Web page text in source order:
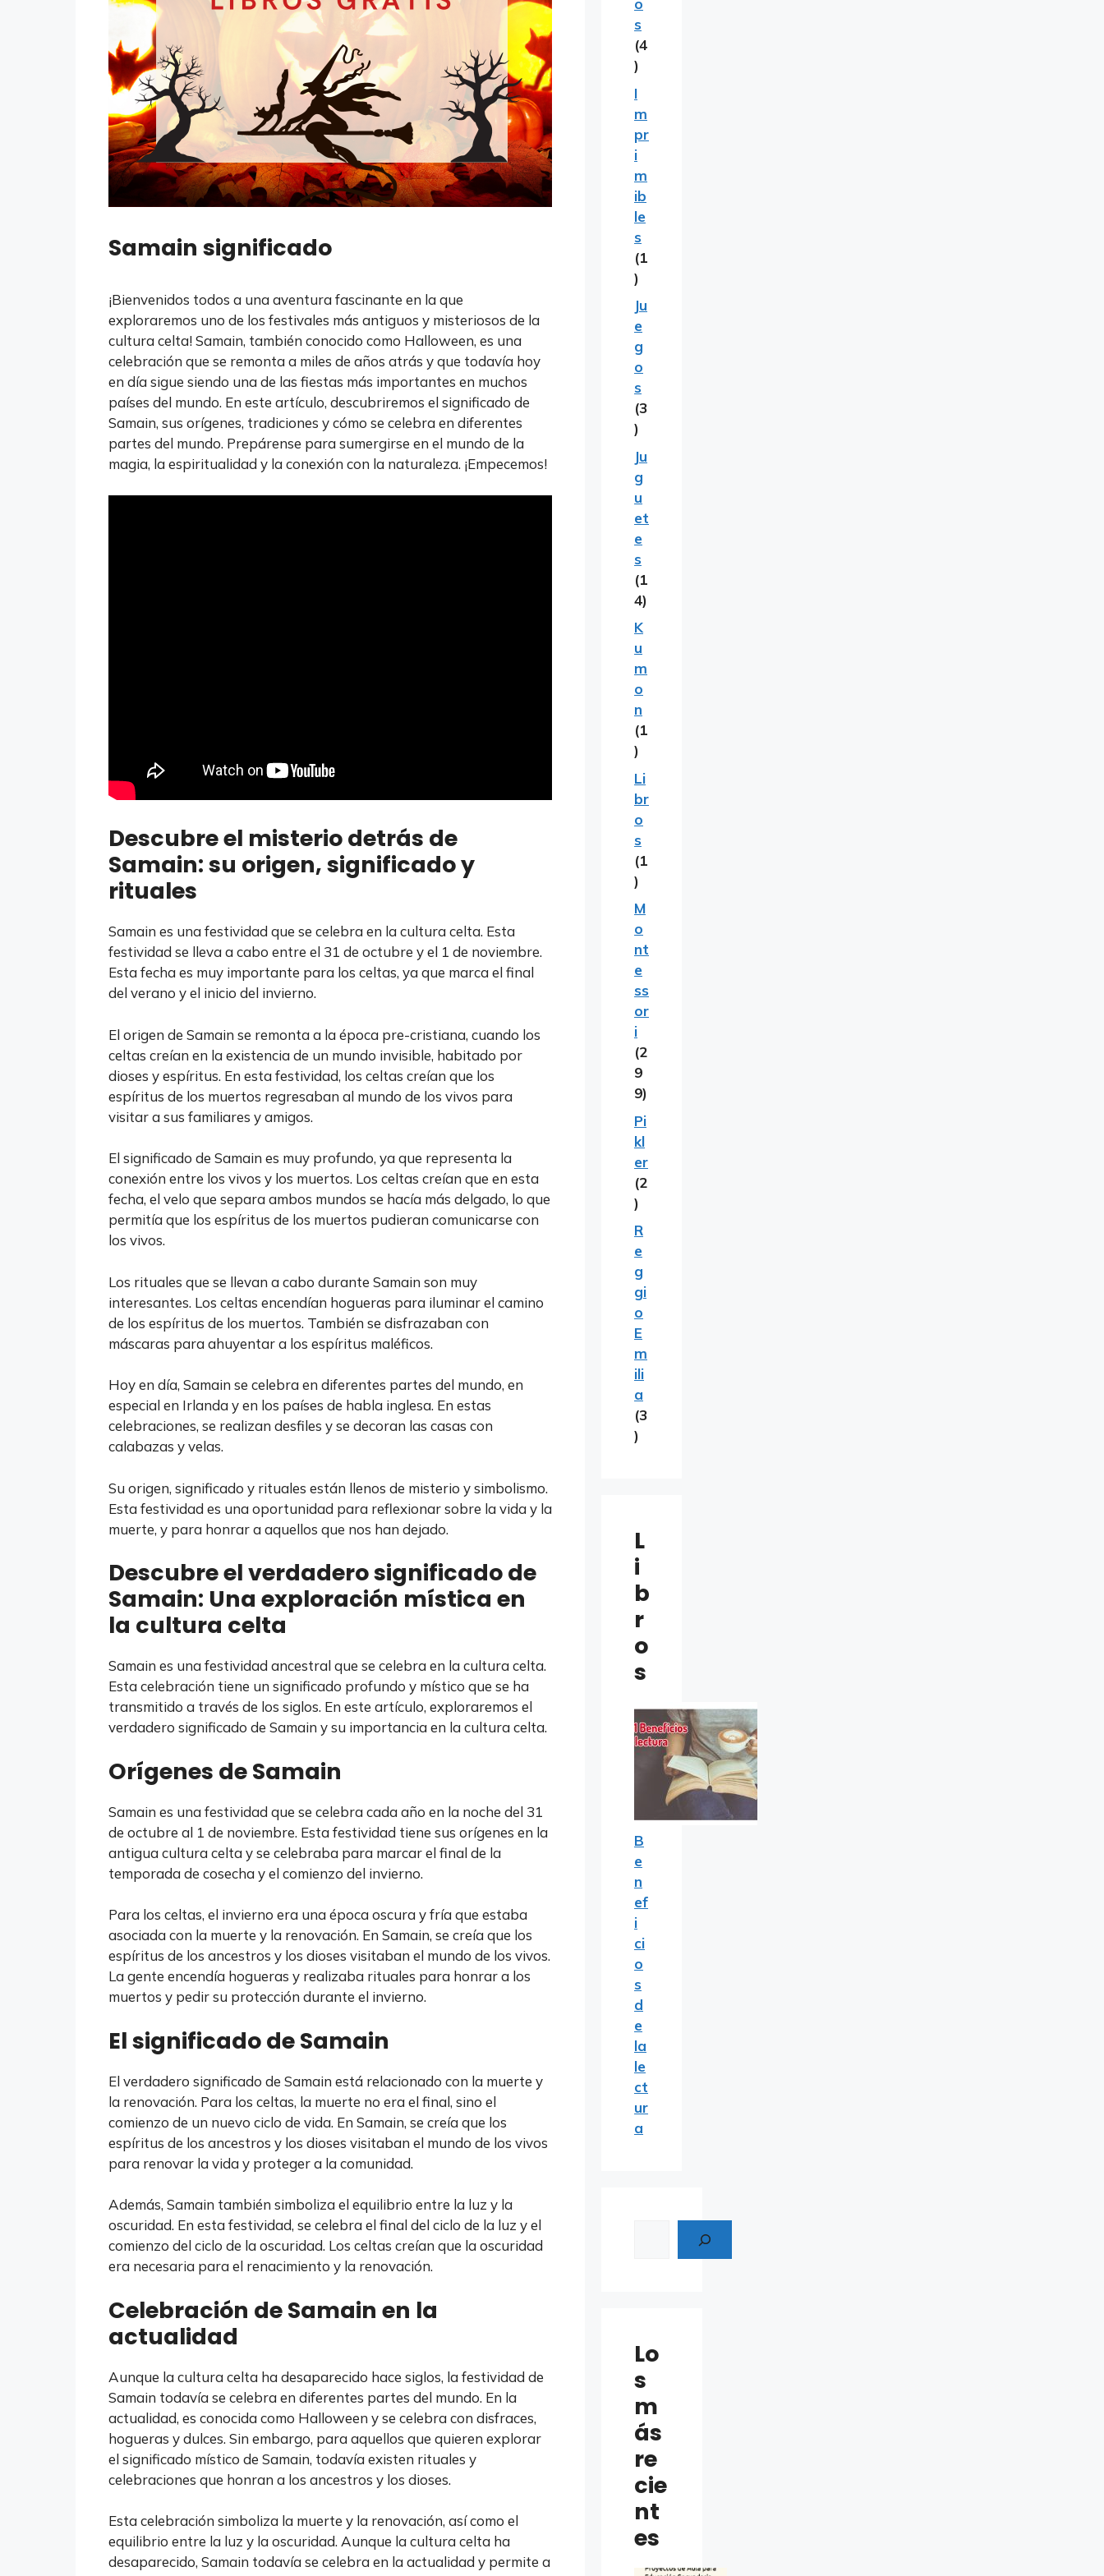
Samain significado
¡Bienvenidos todos a una aventura fascinante en la que
exploraremos uno de los festivales más antiguos y misteriosos de la
cultura celta! Samain, también conocido como Halloween, es una
celebración que se remonta a miles de años atrás y que todavía hoy
en día sigue siendo una de las fiestas más importantes en muchos
países del mundo. En este artículo, descubriremos el significado de
Samain, sus orígenes, tradiciones y cómo se celebra en diferentes
partes del mundo. Prepárense para sumergirse en el mundo de la
magia, la espiritualidad y la conexión con la naturaleza. ¡Empecemos!
Descubre el misterio detrás de
Samain: su origen, significado y
rituales
Samain es una festividad que se celebra en la cultura celta. Esta
festividad se lleva a cabo entre el 31 de octubre y el 1 de noviembre.
Esta fecha es muy importante para los celtas, ya que marca el final
del verano y el inicio del invierno.
El origen de Samain se remonta a la época pre-cristiana, cuando los
celtas creían en la existencia de un mundo invisible, habitado por
dioses y espíritus. En esta festividad, los celtas creían que los
espíritus de los muertos regresaban al mundo de los vivos para
visitar a sus familiares y amigos.
El significado de Samain es muy profundo, ya que representa la
conexión entre los vivos y los muertos. Los celtas creían que en esta
fecha, el velo que separa ambos mundos se hacía más delgado, lo que
permitía que los espíritus de los muertos pudieran comunicarse con
los vivos.
Los rituales que se llevan a cabo durante Samain son muy
interesantes. Los celtas encendían hogueras para iluminar el camino
de los espíritus de los muertos. También se disfrazaban con
máscaras para ahuyentar a los espíritus maléficos.
Hoy en día, Samain se celebra en diferentes partes del mundo, en
especial en Irlanda y en los países de habla inglesa. En estas
celebraciones, se realizan desfiles y se decoran las casas con
calabazas y velas.
Su origen, significado y rituales están llenos de misterio y simbolismo.
Esta festividad es una oportunidad para reflexionar sobre la vida y la
muerte, y para honrar a aquellos que nos han dejado.
Descubre el verdadero significado de
Samain: Una exploración mística en
la cultura celta
Samain es una festividad ancestral que se celebra en la cultura celta.
Esta celebración tiene un significado profundo y místico que se ha
transmitido a través de los siglos. En este artículo, exploraremos el
verdadero significado de Samain y su importancia en la cultura celta.
Orígenes de Samain
Samain es una festividad que se celebra cada año en la noche del 31
de octubre al 1 de noviembre. Esta festividad tiene sus orígenes en la
antigua cultura celta y se celebraba para marcar el final de la
temporada de cosecha y el comienzo del invierno.
Para los celtas, el invierno era una época oscura y fría que estaba
asociada con la muerte y la renovación. En Samain, se creía que los
espíritus de los ancestros y los dioses visitaban el mundo de los vivos.
La gente encendía hogueras y realizaba rituales para honrar a los
muertos y pedir su protección durante el invierno.
El significado de Samain
El verdadero significado de Samain está relacionado con la muerte y
la renovación. Para los celtas, la muerte no era el final, sino el
comienzo de un nuevo ciclo de vida. En Samain, se creía que los
espíritus de los ancestros y los dioses visitaban el mundo de los vivos
para renovar la vida y proteger a la comunidad.
Además, Samain también simboliza el equilibrio entre la luz y la
oscuridad. En esta festividad, se celebra el final del ciclo de la luz y el
comienzo del ciclo de la oscuridad. Los celtas creían que la oscuridad
era necesaria para el renacimiento y la renovación.
Celebración de Samain en la
actualidad
Aunque la cultura celta ha desaparecido hace siglos, la festividad de
Samain todavía se celebra en diferentes partes del mundo. En la
actualidad, es conocida como Halloween y se celebra con disfraces,
hogueras y dulces. Sin embargo, para aquellos que quieren explorar
el significado místico de Samain, todavía existen rituales y
celebraciones que honran a los ancestros y los dioses.
Esta celebración simboliza la muerte y la renovación, así como el
equilibrio entre la luz y la oscuridad. Aunque la cultura celta ha
desaparecido, Samain todavía se celebra en la actualidad y permite a
o
s
(4
)
I
m
pr
i
m
ib
le
s
(1
)
Ju
e
g
o
s
(3
)
Ju
g
u
et
e
s
(1
4)
K
u
m
o
n
(1
)
Li
br
o
s
(1
)
M
o
nt
e
ss
or
i
(2
9
9)
Pi
kl
er
(2
)
R
e
g
gi
o
E
m
ili
a
(3
)
L
i
b
r
o
s
B
e
n
ef
i
ci
o
s
d
e
la
le
ct
ur
a
Lo
s
m
ás
re
cie
nt
es